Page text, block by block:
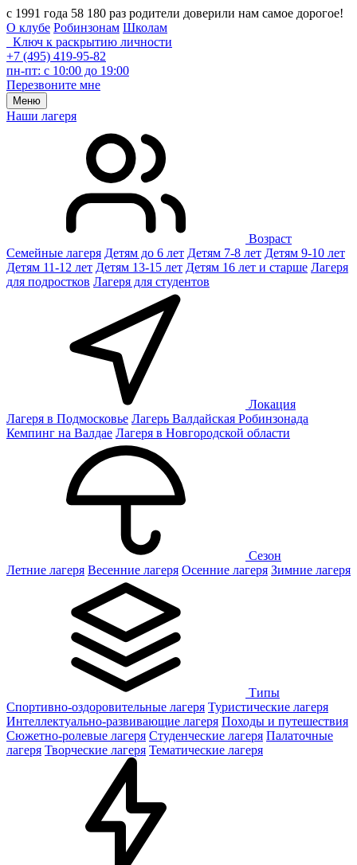
с 1991 года 58 180 раз родители доверили нам самое дорогое!
О клубе Робинзонам Школам
Ключ к раскрытию личности
+7 (495) 419-95-82
пн-пт: с 10:00 до 19:00
Перезвоните мне
Меню
Наши лагеря
Возраст
Семейные лагеря Детям до 6 лет Детям 7-8 лет Детям 9-10 лет
Детям 11-12 лет Детям 13-15 лет Детям 16 лет и старше Лагеря
для подростков Лагеря для студентов
Локация
Лагеря в Подмосковье Лагерь Валдайская Робинзонада
Кемпинг на Валдае Лагеря в Новгородской области
Сезон
Летние лагеря Весенние лагеря Осенние лагеря Зимние лагеря
Типы
Спортивно-оздоровительные лагеря Туристические лагеря
Интеллектуально-развивающие лагеря Походы и путешествия
Сюжетно-ролевые лагеря Студенческие лагеря Палаточные
лагеря Творческие лагеря Тематические лагеря